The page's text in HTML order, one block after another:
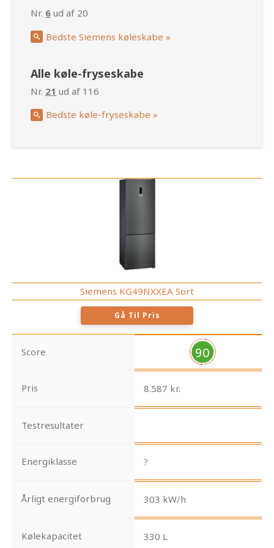
Nr. 6 ud af 20
Bedste Siemens køleskabe »
Alle køle-fryseskabe
Nr. 21 ud af 116
Bedste køle-fryseskabe »
Siemens KG49NXXEA Sort
Gå Til Pris
Score 90
Pris 8.587 kr.
Testresultater
Energiklasse ?
Årligt energiforbrug 303 kW/h
Kølekapacitet 330 L